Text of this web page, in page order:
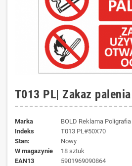
T013 PL| Zakaz palenia
Marka
BOLD Reklama Poligrafia
Indeks
T013 PL#50X70
Stan:
Nowy
W magazynie
18 sztuk
EAN13
5901969090864